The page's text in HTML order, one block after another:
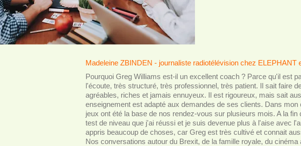
Madeleine ZBINDEN - journaliste radiotélévision chez ELEPHANT
Pourquoi Greg Williams est-il un excellent coach ? Parce qu'il est
l'écoute, très structuré, très professionnel, très patient. Il sait faire
agréables, riches et jamais ennuyeux. Il est rigoureux, mais sait
enseignement est adapté aux demandes de ses clients. Dans
jeux ont été la base de nos rendez-vous sur plusieurs mois. A la
test de niveau que j'ai réussi et je suis devenue plus à l'aise avec
appris beaucoup de choses, car Greg est très cultivé et connait
Nos conversations autour du Brexit, de la famille royale, du